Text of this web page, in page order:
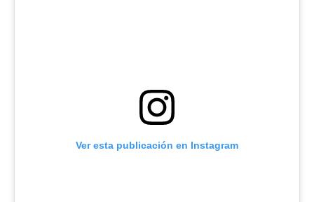
Ver esta publicación en Instagram